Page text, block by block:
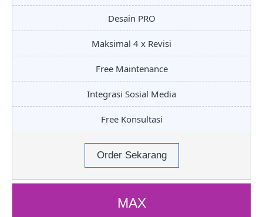
Desain PRO
Maksimal 4 x Revisi
Free Maintenance
Integrasi Sosial Media
Free Konsultasi
Order Sekarang
MAX